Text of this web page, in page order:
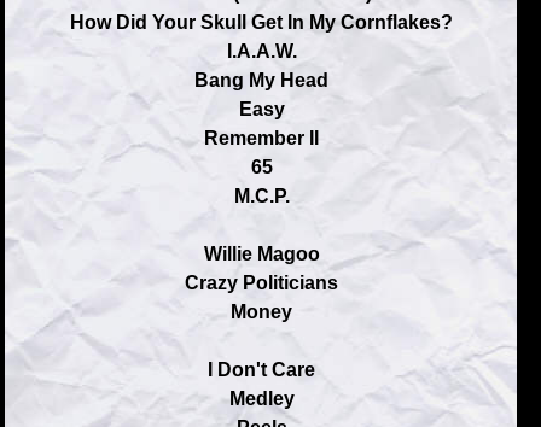
How Did Your Skull Get In My Cornflakes?
I.A.A.W.
Bang My Head
Easy
Remember II
65
M.C.P.
Willie Magoo
Crazy Politicians
Money
I Don't Care
Medley